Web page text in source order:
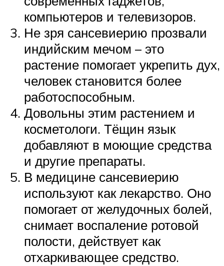
компьютеров и телевизоров.
Не зря сансевиерию прозвали
индийским мечом – это
растение помогает укрепить дух,
человек становится более
работоспособным.
Довольны этим растением и
косметологи. Тёщин язык
добавляют в моющие средства
и другие препараты.
В медицине сансевиерию
используют как лекарство. Оно
помогает от желудочных болей,
снимает воспаление ротовой
полости, действует как
отхаркивающее средство.